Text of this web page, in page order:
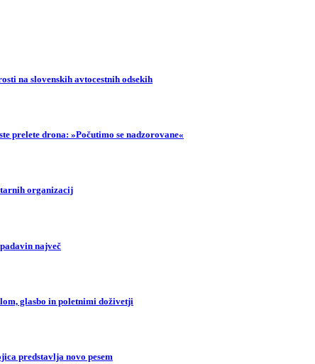
na slovenskih avtocestnih odsekih
prelete drona: »Počutimo se nadzorovane«
organizacij
največ
glasbo in poletnimi doživetji
predstavlja novo pesem